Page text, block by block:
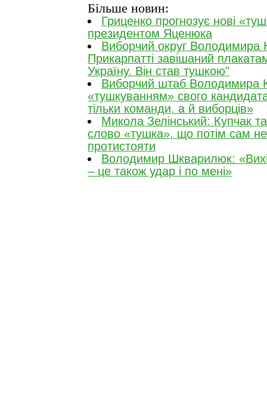
Більше новин:
Гриценко прогнозує нові
президентом Яценюка
Виборчий округ Володимира
Прикарпатті завішаний
Україну. Він став тушкою"
Виборчий штаб Володимира
«тушкуванням» свого
тільки команди, а й виборців»
Микола Зелінський: Купчак
слово «тушка», що потім сам не
протистояти
Володимир Шкварилюк:
– це також удар і по мені»